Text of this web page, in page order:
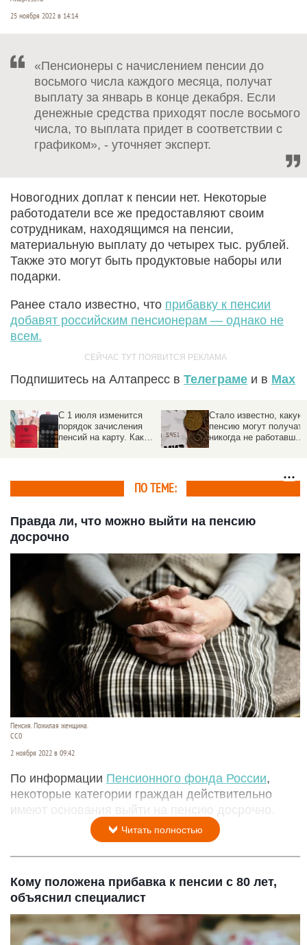
25 ноября 2022 в 14:14
«Пенсионеры с начислением пенсии до
восьмого числа каждого месяца, получат
выплату за январь в конце декабря. Если
денежные средства приходят после восьмого
числа, то выплата придет в соответствии с
графиком», - уточняет эксперт.
Новогодних доплат к пенсии нет. Некоторые
работодатели все же предоставляют своим
сотрудникам, находящимся на пенсии,
материальную выплату до четырех тыс. рублей.
Также это могут быть продуктовые наборы или
подарки.
Ранее стало известно, что прибавку к пенсии
добавят российским пенсионерам — однако не
всем.
Подпишитесь на Алтапресс в Телеграме и в Max
С 1 июля изменится
порядок зачисления
пенсий на карту. Как
Стало известно, какую
пенсию могут получать
никогда не работавшие
ПО ТЕМЕ:
Правда ли, что можно выйти на пенсию
досрочно
Пенсия. Пожилая женщина.
СС0
2 ноября 2022 в 09:42
По информации Пенсионного фонда России,
некоторые категории граждан действительно
имеют основания выйти на пенсию досрочно.
Читать полностью
Кому положена прибавка к пенсии с 80 лет,
объяснил специалист